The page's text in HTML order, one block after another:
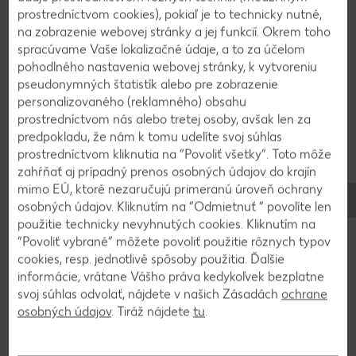
Používanie a skladovanie
Na čo sa môže pšenično-ražný
chlieb použiť a ako sa má
skladovať?
Pšenično-ražný chlieb možno kúpiť v rôznych formách a
patrí medzi najviac predávané druhy chleba. V regáloch ho
môžete nájsť ako toastový chlieb , ale aj akocelozrnný chlieb
zpšenice raže
. Podľa spôsobu prípravy a pomeru miešania
sa menia vlastnosti pšenično-ražného chleba a tým aj
možnosti jeho použitia. Najčastejšie ho môžete nájsť asi na
našich raňajkových stoloch, kde ho možno podľa ľubovôle
kombinovať s najrôznejšími obloženiami. Pšenično-ražný
chlieb sa nestratí ani ako chutne obložená desiata.
prostredníctvom cookies), pokiaľ je to technicky nutné,
na zobrazenie webovej stránky a jej funkcií. Okrem toho
spracúvame Vaše lokalizačné údaje, a to za účelom
pohodlného nastavenia webovej stránky, k vytvoreniu
pseudonymných štatistík alebo pre zobrazenie
personalizovaného (reklamného) obsahu
prostredníctvom nás alebo tretej osoby, avšak len za
predpokladu, že nám k tomu udelíte svoj súhlas
prostredníctvom kliknutia na “Povoliť všetky”. Toto môže
zahŕňať aj prípadný prenos osobných údajov do krajín
mimo EÚ, ktoré nezaručujú primeranú úroveň ochrany
osobných údajov. Kliknutím na “Odmietnuť ” povolíte len
použitie technicky nevyhnutých cookies. Kliknutím na
“Povoliť vybrané” môžete povoliť použitie rôznych typov
cookies, resp. jednotlivé spôsoby použitia. Ďalšie
informácie, vrátane Vášho práva kedykoľvek bezplatne
svoj súhlas odvolať, nájdete v našich Zásadách ochrane
osobných údajov. Tiráž nájdete tu.